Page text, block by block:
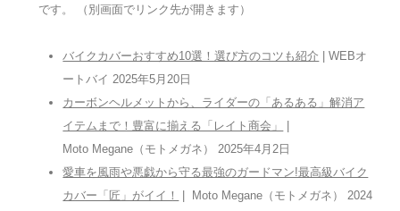
です。 （別画面でリンク先が開きます）
バイクカバーおすすめ10選！選び方のコツも紹介 | WEBオ
ートバイ 2025年5月20日
カーボンヘルメットから、ライダーの「あるある」解消ア
イテムまで！豊富に揃える「レイト商会」
Moto Megane（モトメガネ） 2025年4月2日
愛車を風雨や悪戯から守る最強のガードマン!最高級バイク
カバー「匠」がイイ！
| Moto Megane（モトメガネ） 2024